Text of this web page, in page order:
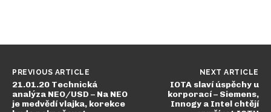
PREVIOUS ARTICLE
21.01.20 Technická
analýza NEO/USD – Na NEO
je medvědí vlajka, korekce
NEXT ARTICLE
IOTA slaví úspěchy u
korporací – Siemens,
Innogy a Intel chtějí